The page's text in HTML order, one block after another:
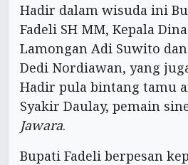
Hadir dalam wisuda ini
Fadeli SH MM, Kepala
Lamongan Adi Suwito
Dedi Nordiawan, yang
Hadir pula bintang tamu
Syakir Daulay, pemain
Jawara.
Bupati Fadeli berpesan